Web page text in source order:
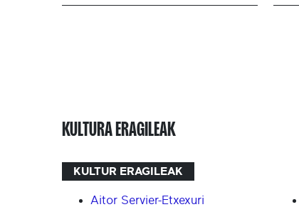
KULTURA ERAGILEAK
KULTUR ERAGILEAK
Aitor Servier-Etxexuri